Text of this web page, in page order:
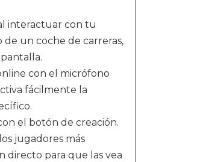
interactuar con tu
un coche de carreras,
con el micrófono
fácilmente la
el botón de creación.
jugadores más
directo para que las vea